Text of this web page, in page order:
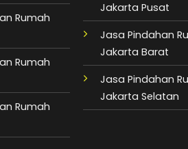
Rumah
Rumah
Rumah
Jakarta Pusat
Jasa Pindahan
Jakarta Barat
Jasa Pindahan
Jakarta Selatan